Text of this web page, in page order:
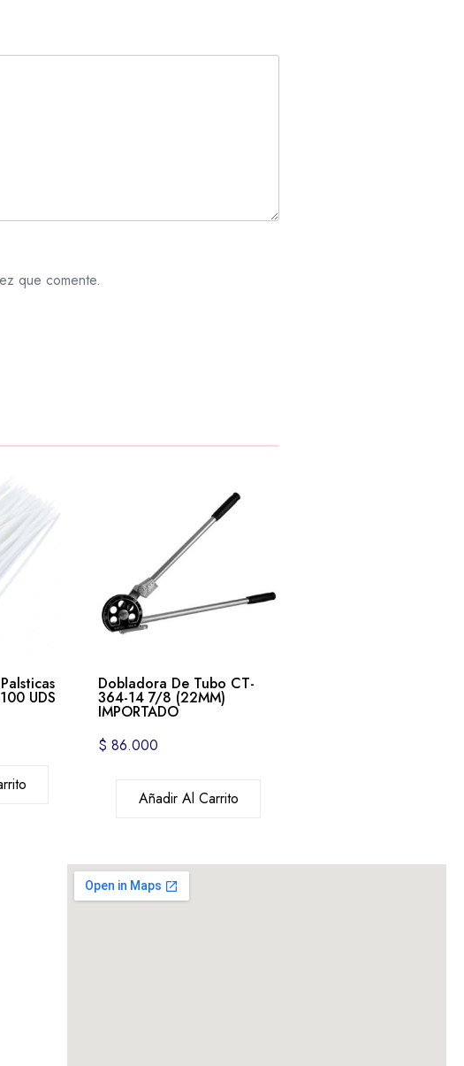
que comente.
UDS
Dobladora De Tubo CT-
364-14 7/8 (22MM)
IMPORTADO
$ 86.000
Añadir Al Carrito